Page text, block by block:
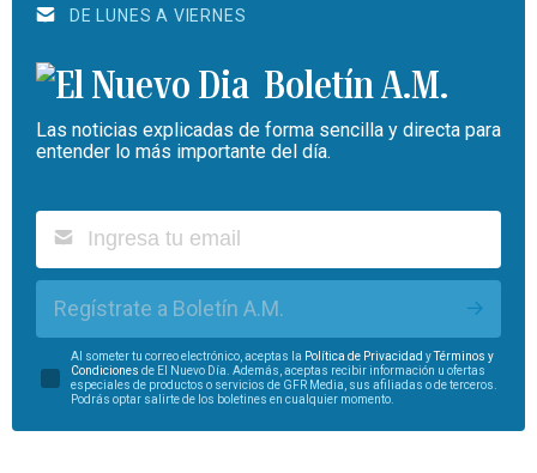
DE LUNES A VIERNES
Boletín A.M.
Las noticias explicadas de forma sencilla y directa para
entender lo más importante del día.
Regístrate a Boletín A.M.
Al someter tu correo electrónico, aceptas la Política de Privacidad yTérminos y
Condiciones de El Nuevo Día. Además, aceptas recibir información u ofertas
especiales de productos o servicios de GFR Media, sus afiliadas o de terceros.
Podrás optar salirte de los boletines en cualquier momento.